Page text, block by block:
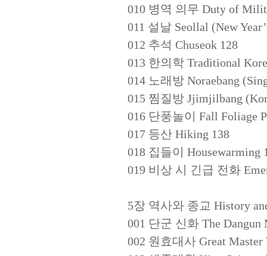
010 병역 의무 Duty of
011 설날 Seollal (New
012 추석 Chuseok 128
013 한의학 Traditional
014 노래방 Noraebang
015 찜질방 Jjimjilbang
016 단풍놀이 Fall Foliage
017 등산 Hiking 138
018 집들이 Housewarming
019 비상 시 긴급 전화
5장 역사와 종교 History
001 단군 신화 The Dangun
002 원효대사 Great Master